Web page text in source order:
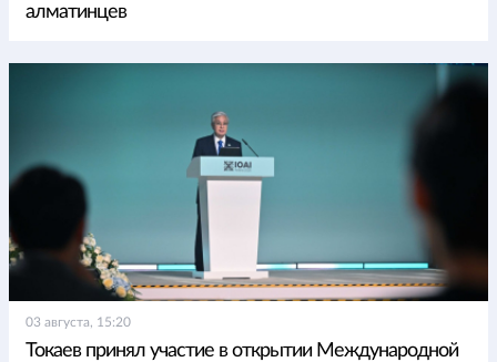
алматинцев
03 августа, 15:20
Токаев принял участие в открытии Международной